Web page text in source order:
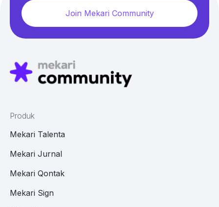
Join Mekari Community
Produk
Mekari Talenta
Mekari Jurnal
Mekari Qontak
Mekari Sign